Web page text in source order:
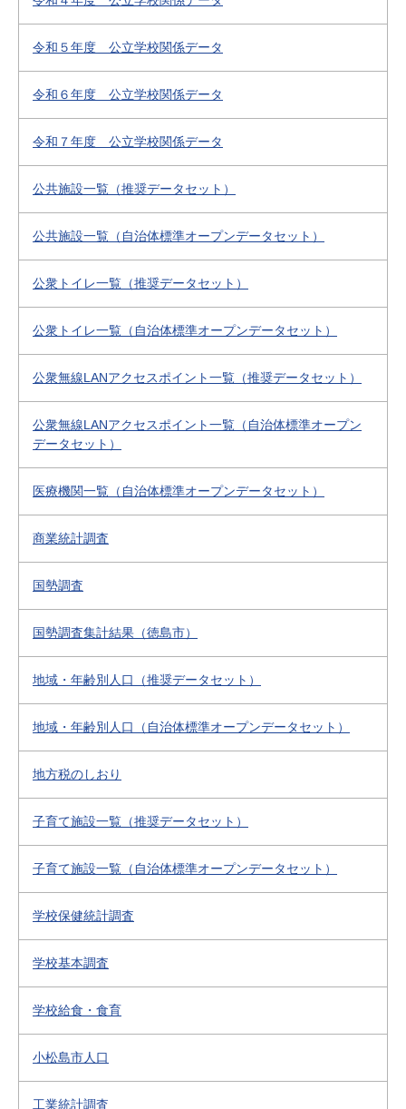
令和５年度 公立学校関係データ
令和６年度 公立学校関係データ
令和７年度 公立学校関係データ
公共施設一覧（推奨データセット）
公共施設一覧（自治体標準オープンデータセット）
公衆トイレ一覧（推奨データセット）
公衆トイレ一覧（自治体標準オープンデータセット）
公衆無線LANアクセスポイント一覧（推奨データセット）
公衆無線LANアクセスポイント一覧（自治体標準オープン
データセット）
医療機関一覧（自治体標準オープンデータセット）
商業統計調査
国勢調査
国勢調査集計結果（徳島市）
地域・年齢別人口（推奨データセット）
地域・年齢別人口（自治体標準オープンデータセット）
地方税のしおり
子育て施設一覧（推奨データセット）
子育て施設一覧（自治体標準オープンデータセット）
学校保健統計調査
学校基本調査
学校給食・食育
小松島市人口
工業統計調査